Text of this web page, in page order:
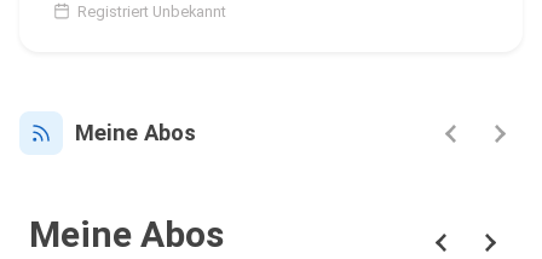
Registriert Unbekannt
Meine Abos
Meine Abos